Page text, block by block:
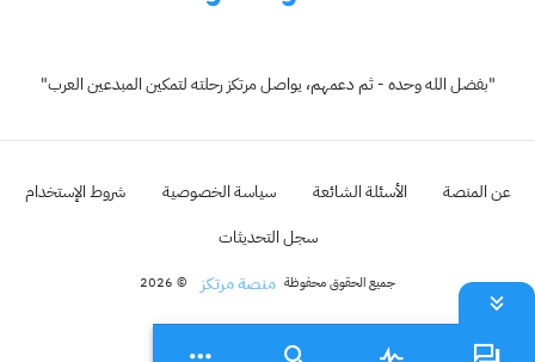
"بفضل الله وحده - ثم دعمهم، يواصل مرتكز رحلته لتمكين المبدعين العرب"
عن المنصة الأسئلة الشائعة سياسة الخصوصية
شروط الإستخدام
سجل التحديثات
جميع الحقوق محفوظة منصة مرتكز © 2026